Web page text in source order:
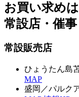
お買い求めは
常設店・催
常設販売店
ひょうたん島
MAP
盛岡／パルク